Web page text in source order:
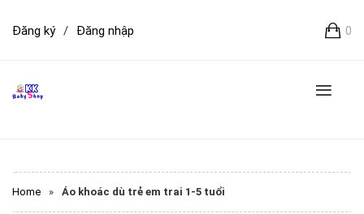
0
Đăng ký / Đăng nhập
Home » Áo khoác dù trẻ em trai 1-5 tuổi